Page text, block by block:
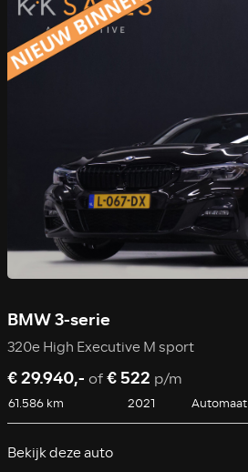
BMW 3-serie
320e High Executive M sport
€ 29.940,- of€ 522 p/m
61.586 km 2021 Automaat
Bekijk deze auto